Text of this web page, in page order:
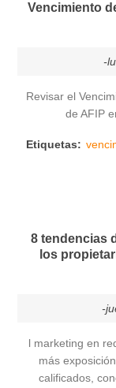
Vencimiento
-
Revisar el
de AFIP
Etiquetas:
8 tendencias
los
-
l marketing en
más
calificados,